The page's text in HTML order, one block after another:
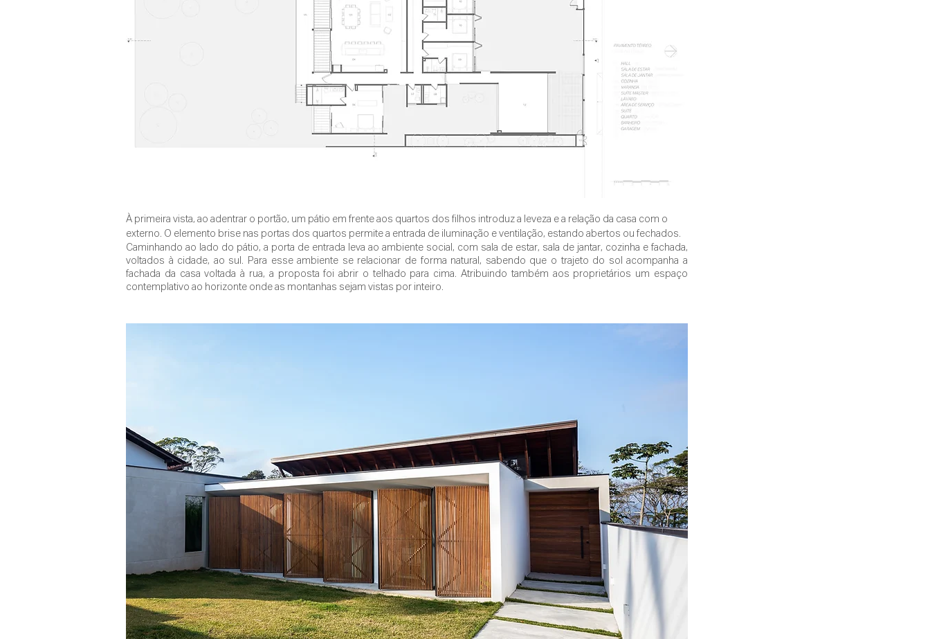
À primeira vista, ao adentrar o portão, um pátio em frente aos quartos dos filhos introduz a leveza e a relação da casa com o
externo. O elemento brise nas portas dos quartos permite a entrada de iluminação e ventilação, estando abertos ou fechados.
Caminhando ao lado do pátio, a porta de entrada leva ao ambiente social, com sala de estar, sala de jantar, cozinha e fachada,
voltados à cidade, ao sul. Para esse ambiente se relacionar de forma natural, sabendo que o trajeto do sol acompanha a
fachada da casa voltada à rua, a proposta foi abrir o telhado para cima. Atribuindo também aos proprietários um espaço
contemplativo ao horizonte onde as montanhas sejam vistas por inteiro.